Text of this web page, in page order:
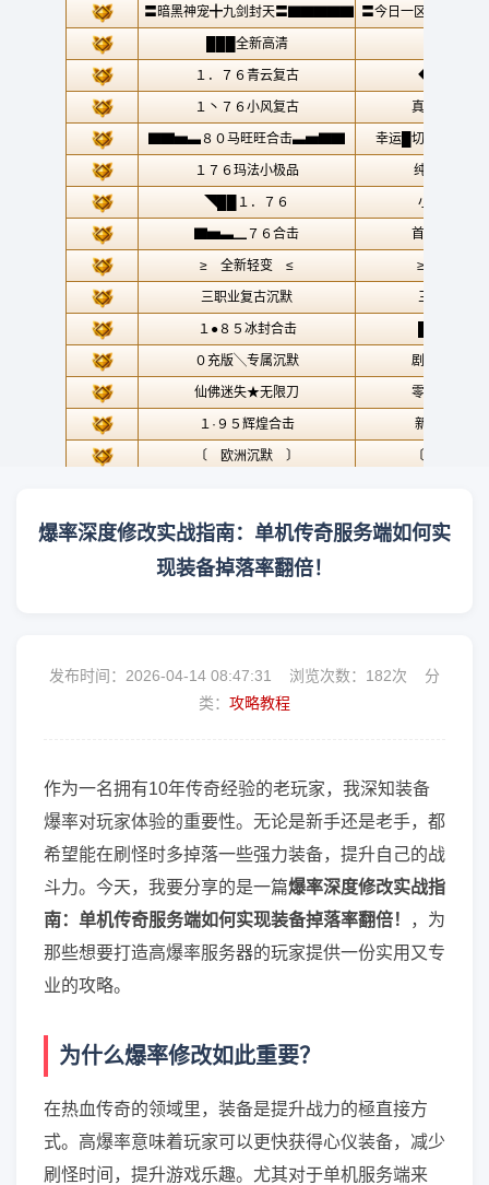
爆率深度修改实战指南：单机传奇服务端如何实
现装备掉落率翻倍！
发布时间：2026-04-14 08:47:31 浏览次数： 182次 分
类： 攻略教程
作为一名拥有10年传奇经验的老玩家，我深知装备
爆率对玩家体验的重要性。无论是新手还是老手，都
希望能在刷怪时多掉落一些强力装备，提升自己的战
斗力。今天，我要分享的是一篇爆率深度修改实战指
南：单机传奇服务端如何实现装备掉落率翻倍！
，为
那些想要打造高爆率服务器的玩家提供一份实用又专
业的攻略。
为什么爆率修改如此重要？
在热血传奇的领域里，装备是提升战力的極直接方
式。高爆率意味着玩家可以更快获得心仪装备，减少
刷怪时间，提升游戏乐趣。尤其对于单机服务端来